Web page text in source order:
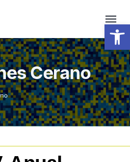
Cerano